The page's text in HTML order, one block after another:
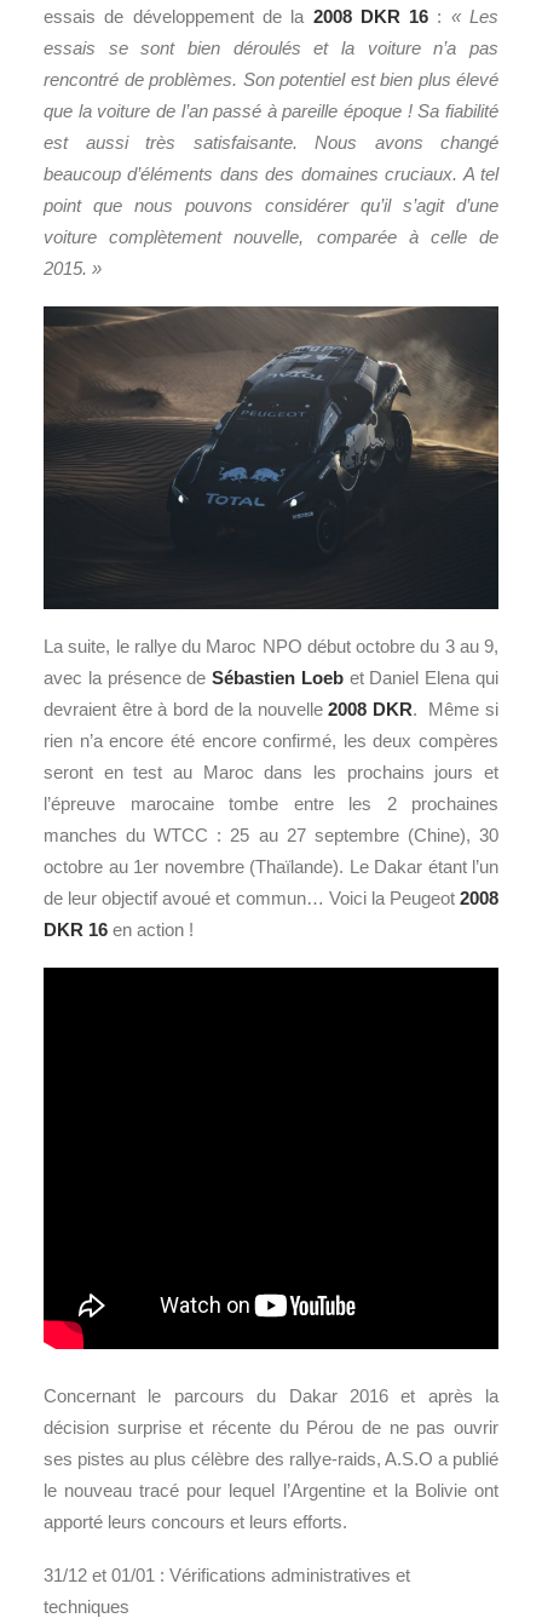
essais de développement de la 2008 DKR 16 : « Les
essais se sont bien déroulés et la voiture n’a pas
rencontré de problèmes. Son potentiel est bien plus élevé
que la voiture de l’an passé à pareille époque ! Sa fiabilité
est aussi très satisfaisante. Nous avons changé
beaucoup d’éléments dans des domaines cruciaux. A tel
point que nous pouvons considérer qu’il s’agit d’une
voiture complètement nouvelle, comparée à celle de
2015. »
La suite, le rallye du Maroc NPO début octobre du 3 au 9,
avec la présence deSébastien Loebet Daniel Elena qui
devraient être à bord de la nouvelle2008 DKR. Même si
rien n’a encore été encore confirmé, les deux compères
seront en test au Maroc dans les prochains jours et
l’épreuve marocaine tombe entre les 2 prochaines
manches du WTCC : 25 au 27 septembre (Chine), 30
octobre au 1er novembre (Thaïlande). Le Dakar étant l’un
de leur objectif avoué et commun… Voici la Peugeot 2008
DKR 16 en action !
Concernant le parcours du Dakar 2016 et après la
décision surprise et récente du Pérou de ne pas ouvrir
ses pistes au plus célèbre des rallye-raids, A.S.O a publié
le nouveau tracé pour lequel l’Argentine et la Bolivie ont
apporté leurs concours et leurs efforts.
31/12 et 01/01 : Vérifications administratives et
techniques